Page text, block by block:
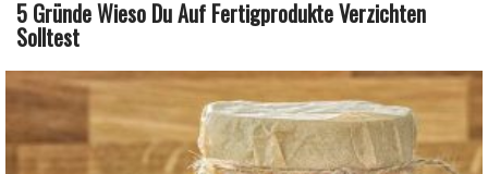
5 Gründe Wieso Du Auf Fertigprodukte Verzichten
Solltest